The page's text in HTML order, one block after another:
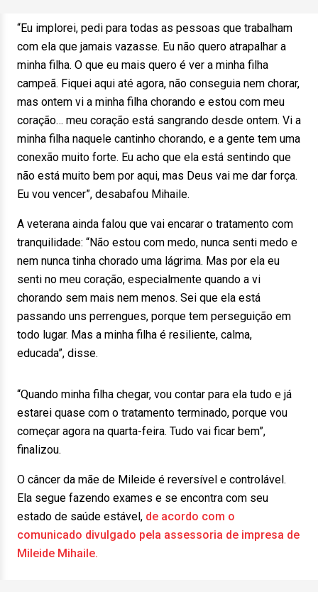
“Eu implorei, pedi para todas as pessoas que trabalham
com ela que jamais vazasse. Eu não quero atrapalhar a
minha filha. O que eu mais quero é ver a minha filha
campeã. Fiquei aqui até agora, não conseguia nem chorar,
mas ontem vi a minha filha chorando e estou com meu
coração… meu coração está sangrando desde ontem. Vi a
minha filha naquele cantinho chorando, e a gente tem uma
conexão muito forte. Eu acho que ela está sentindo que
não está muito bem por aqui, mas Deus vai me dar força.
Eu vou vencer”, desabafou Mihaile.
A veterana ainda falou que vai encarar o tratamento com
tranquilidade: “Não estou com medo, nunca senti medo e
nem nunca tinha chorado uma lágrima. Mas por ela eu
senti no meu coração, especialmente quando a vi
chorando sem mais nem menos. Sei que ela está
passando uns perrengues, porque tem perseguição em
todo lugar. Mas a minha filha é resiliente, calma,
educada”, disse.
“Quando minha filha chegar, vou contar para ela tudo e já
estarei quase com o tratamento terminado, porque vou
começar agora na quarta-feira. Tudo vai ficar bem”,
finalizou.
O câncer da mãe de Mileide é reversível e controlável.
Ela segue fazendo exames e se encontra com seu
estado de saúde estável, de acordo com o
comunicado divulgado pela assessoria de impresa de
Mileide Mihaile.